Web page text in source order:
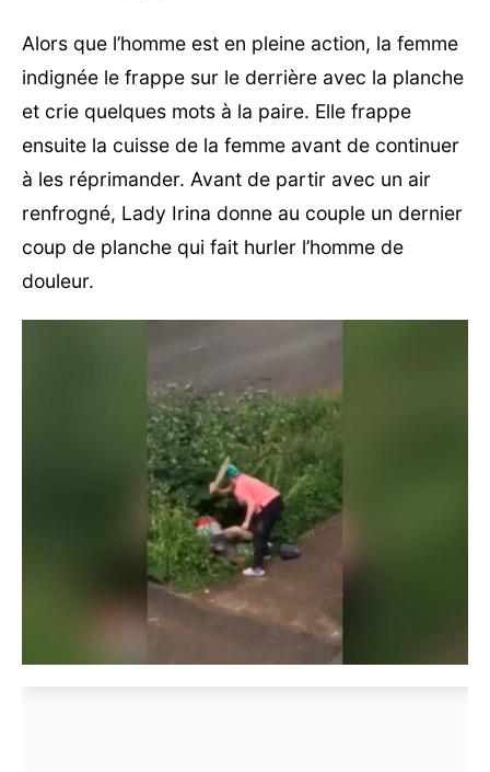
Alors que l’homme est en pleine action, la femme
indignée le frappe sur le derrière avec la planche
et crie quelques mots à la paire. Elle frappe
ensuite la cuisse de la femme avant de continuer
à les réprimander. Avant de partir avec un air
renfrogné, Lady Irina donne au couple un dernier
coup de planche qui fait hurler l’homme de
douleur.